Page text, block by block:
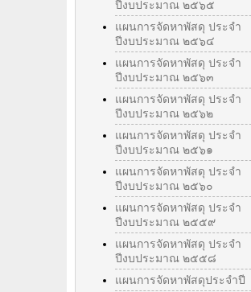
ปีงบประมาณ ๒๕๖๕
แผนการจัดหาพัสดุ ประจำ
ปีงบประมาณ ๒๕๖๔
แผนการจัดหาพัสดุ ประจำ
ปีงบประมาณ ๒๕๖๓
แผนการจัดหาพัสดุ ประจำ
ปีงบประมาณ ๒๕๖๒
แผนการจัดหาพัสดุ ประจำ
ปีงบประมาณ ๒๕๖๑
แผนการจัดหาพัสดุ ประจำ
ปีงบประมาณ ๒๕๖๐
แผนการจัดหาพัสดุ ประจำ
ปีงบประมาณ ๒๕๕๙
แผนการจัดหาพัสดุ ประจำ
ปีงบประมาณ ๒๕๕๘
แผนการจัดหาพัสดุประจำปี